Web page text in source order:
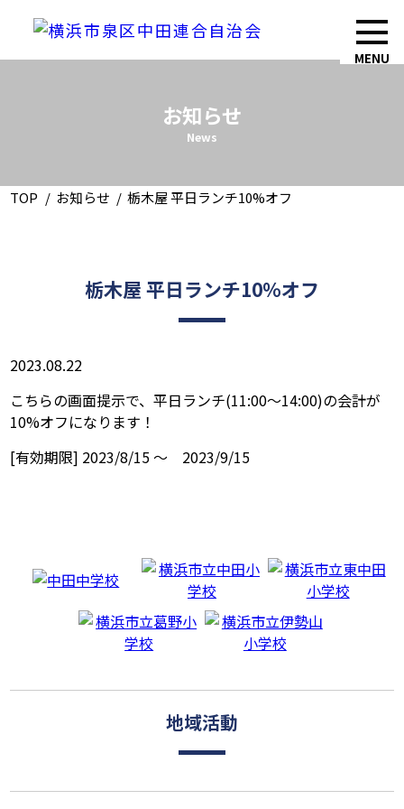
MENU
お知らせ
News
TOP お知らせ 栃木屋 平日ランチ10%オフ
栃木屋 平日ランチ10%オフ
2023.08.22
こちらの画面提示で、平日ランチ(11:00～14:00)の会計が
10%オフになります！
[有効期限] 2023/8/15 ～ 2023/9/15
地域活動